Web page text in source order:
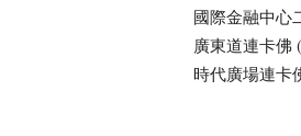
國際金融中心
廣東道連卡佛
時代廣場連卡